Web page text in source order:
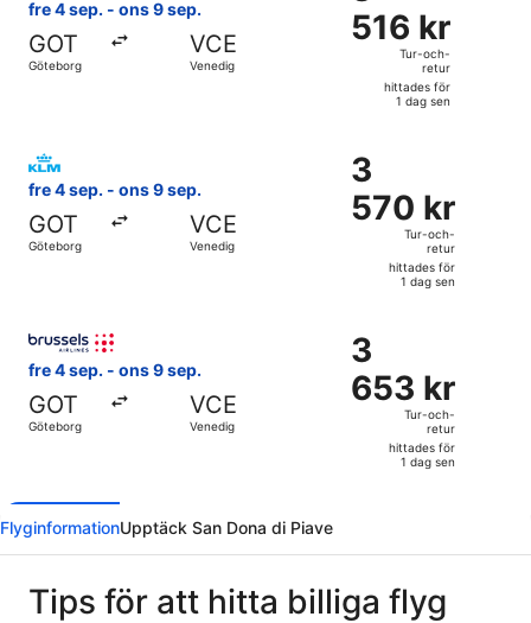
sen
fre 4 sep. - ons 9 sep.
GOT
Göteborg
VCE
Venedig
516 kr
Tur-
retur,
hittades
dag
sen
516 kr
Tur-och-
retur
hittades för
1 dag sen
fre 4 sep. - ons 9 sep.
GOT
Göteborg
VCE
Venedig
3
570 kr
Tur-
retur,
hittades
dag
sen
3
570 kr
Tur-och-
retur
hittades för
1 dag sen
Välj flyg med KLM, med avresa fre 4 sep. från
fre 4 sep. - ons 9 sep.
GOT
Göteborg
VCE
Venedig
3
653 kr
Tur-
retur,
hittades
sen
3
653 kr
Tur-och-
retur
hittades för
1 dag sen
Välj flyg med Brussels Airlines, med avresa fre 4 sep.
FlyginformationUpptäck San Dona di Piave
Tips för att hitta billiga flyg